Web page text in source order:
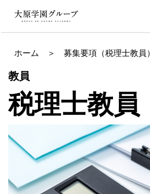
ホーム ＞ 募集要項（税理士教員）
教員
税理士教員